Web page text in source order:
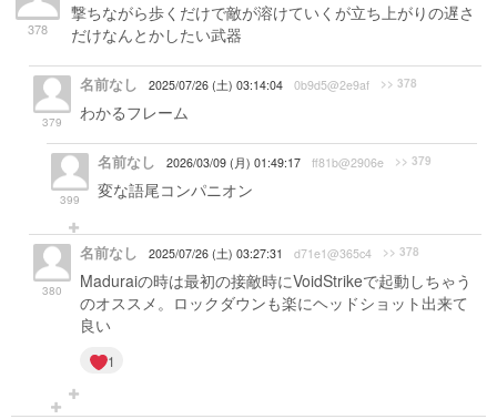
378
撃ちながら歩くだけで敵が溶けていくが立ち上がりの遅さ
だけなんとかしたい武器
379
名前なし 2025/07/26 (土) 03:14:04 0b9d5@2e9af >> 378
わかるフレーム
399
名前なし 2026/03/09 (月) 01:49:17 ff81b@2906e >> 379
変な語尾コンパニオン
380
名前なし 2025/07/26 (土) 03:27:31 d71e1@365c4 >> 378
Maduraiの時は最初の接敵時にVoidStrikeで起動しちゃう
のオススメ。ロックダウンも楽にヘッドショット出来て
良い
1